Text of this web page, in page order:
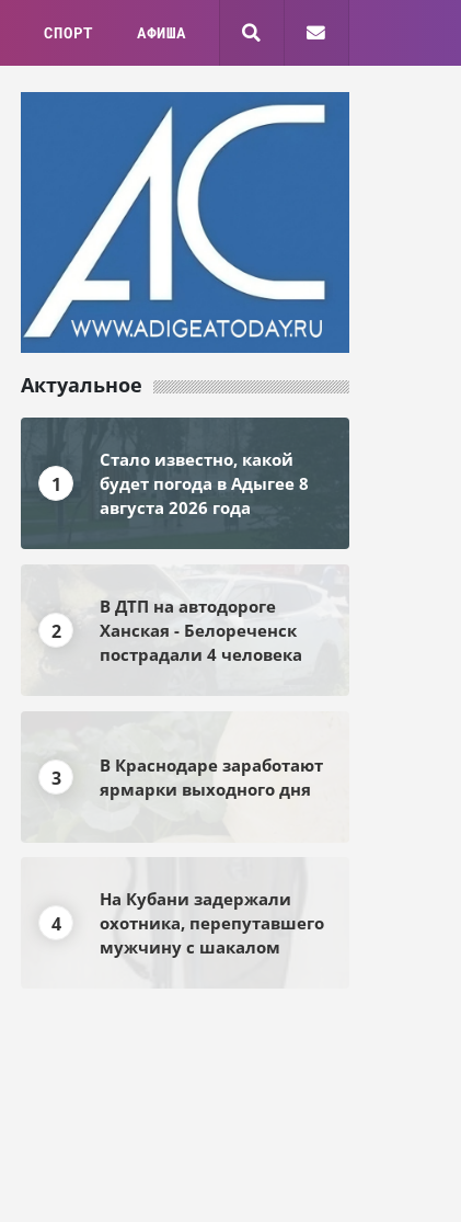
СПОРТ АФИША
Актуальное
1
Стало известно, какой
будет погода в Адыгее 8
августа 2026 года
2
В ДТП на автодороге
Ханская - Белореченск
пострадали 4 человека
3
В Краснодаре заработают
ярмарки выходного дня
4
На Кубани задержали
охотника, перепутавшего
мужчину с шакалом